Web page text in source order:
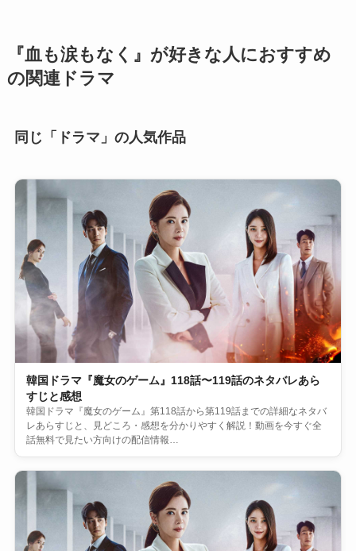
『血も涙もなく』が好きな人におすすめ
の関連ドラマ
同じ「ドラマ」の人気作品
韓国ドラマ『魔女のゲーム』118話〜119話のネタバレあら
すじと感想
韓国ドラマ『魔女のゲーム』第118話から第119話までの詳細なネタバ
レあらすじと、見どころ・感想を分かりやすく解説！動画を今すぐ全
話無料で見たい方向けの配信情報…